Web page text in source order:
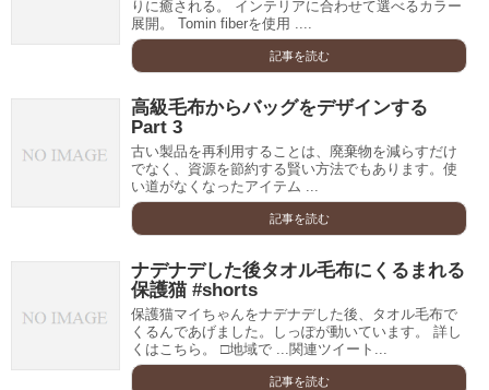
りに癒される。 インテリアに合わせて選べるカラー
展開。 Tomin fiberを使用 ....
記事を読む
高級毛布からバッグをデザインする
Part 3
古い製品を再利用することは、廃棄物を減らすだけ
でなく、資源を節約する賢い方法でもあります。使
い道がなくなったアイテム ...
記事を読む
ナデナデした後タオル毛布にくるまれる
保護猫 #shorts
保護猫マイちゃんをナデナデした後、タオル毛布で
くるんであげました。しっぽが動いています。 詳し
くはこちら。 □地域で ...関連ツイート...
記事を読む